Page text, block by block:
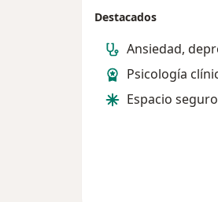
Destacados
Ansiedad,
Psicología
Espacio